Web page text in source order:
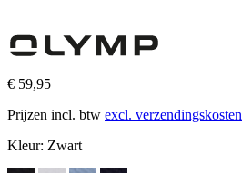
€ 59,95
Prijzen incl. btw excl. verzendingskosten
Kleur: Zwart